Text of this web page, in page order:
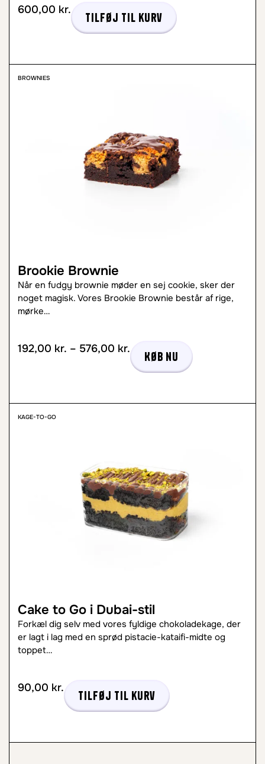
600,00 kr.
Tilføj til kurv
BROWNIES
Brookie Brownie
Når en fudgy brownie møder en sej cookie, sker der
noget magisk. Vores Brookie Brownie består af rige,
mørke…
192,00 kr. – 576,00 kr.
Køb nu
KAGE-TO-GO
Cake to Go i Dubai-stil
Forkæl dig selv med vores fyldige chokoladekage, der
er lagt i lag med en sprød pistacie-kataifi-midte og
toppet…
90,00 kr.
Tilføj til kurv